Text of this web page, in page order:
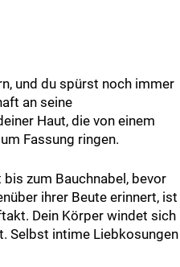
und du spürst noch immer
an seine
Haut, die von einem
Fassung ringen.
zum Bauchnabel, bevor
ihrer Beute erinnert, ist
Dein Körper windet sich
Selbst intime Liebkosungen